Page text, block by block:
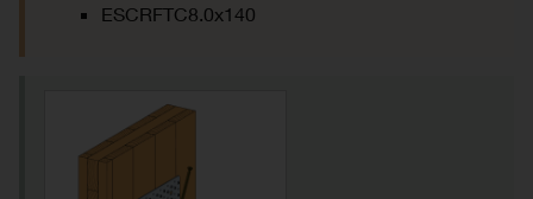
ESCRFTC8.0x140